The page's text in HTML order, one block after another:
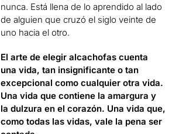
nunca. Está llena de lo aprendido al lado
de alguien que cruzó el siglo veinte de
uno hacia el otro.
El arte de elegir alcachofas cuenta
una vida, tan insignificante o tan
excepcional como cualquier otra vida.
Una vida que contiene la amargura y
la dulzura en el corazón. Una vida que,
como todas las vidas, vale la pena ser